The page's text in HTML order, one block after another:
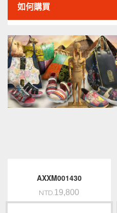
如何購買
AXXM001430
NTD.19,800